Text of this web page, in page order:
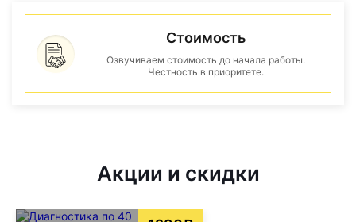
Стоимость
Озвучиваем стоимость до начала работы.
Честность в приоритете.
Акции и скидки